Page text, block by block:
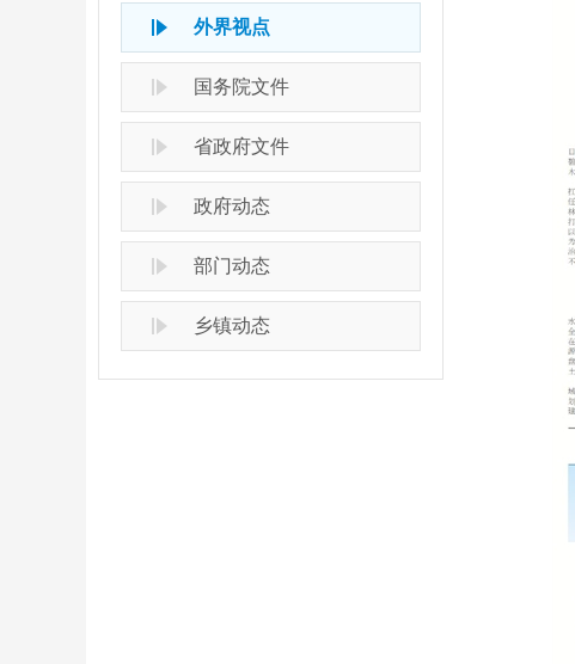
外界视点
国务院文件
省政府文件
政府动态
部门动态
乡镇动态